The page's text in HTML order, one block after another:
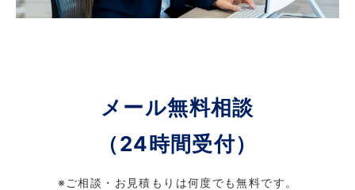
メール無料相談
（24時間受付）
※ご相談・お見積もりは何度でも無料です。